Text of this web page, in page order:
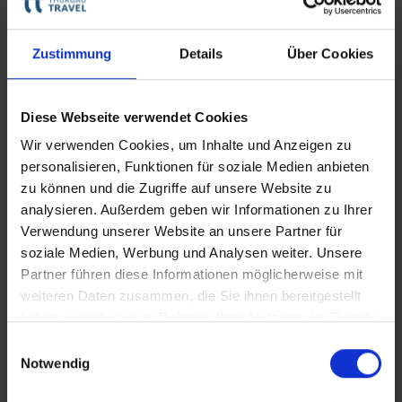
Zustimmung Details Über Cookies
Diese Webseite verwendet Cookies
Wir verwenden Cookies, um Inhalte und Anzeigen zu
personalisieren, Funktionen für soziale Medien anbieten
zu können und die Zugriffe auf unsere Website zu
analysieren. Außerdem geben wir Informationen zu Ihrer
Verwendung unserer Website an unsere Partner für
soziale Medien, Werbung und Analysen weiter. Unsere
Partner führen diese Informationen möglicherweise mit
weiteren Daten zusammen, die Sie ihnen bereitgestellt
Notwendig
Teile diese Reise
MS Danièle
Technische Daten
Deckplan
Kabinen